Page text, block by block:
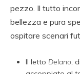
pezzo. Il tutto
bellezza e pura
ospitare scenari
Il letto Delano,